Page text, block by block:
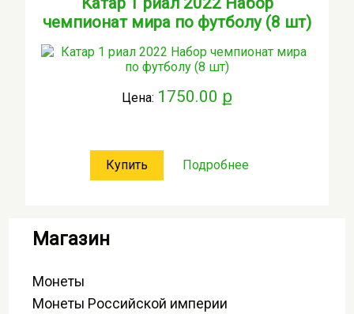
чемпионат мира по футболу (8 шт)
Цена: 1750.00 ք
Купить Подробнее
Магазин
Монеты
Монеты Российской империи